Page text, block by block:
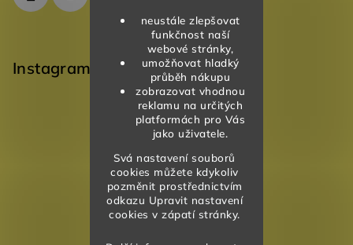
neustále zlepšovat
funkčnost naší
webové stránky,
umožňovat hladký
průběh nákupu
zobrazovat vhodnou
reklamu na určitých
platformách pro Vás
jako uživatele.
Svá nastavení souborů
cookies můžete kdykoliv
pozměnit prostřednictvím
odkazu Upravit nastavení
cookies v zápatí stránky.
Instagram